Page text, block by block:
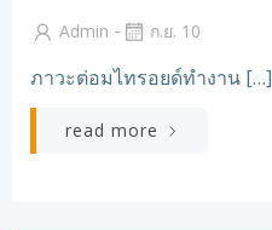
Admin - ก.ย. 10
ภาวะต่อมไทรอยด์ทำงาน […]
read more